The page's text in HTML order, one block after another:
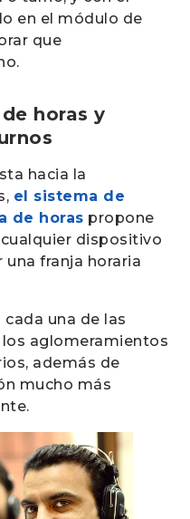
en el módulo de
que
horas y
hacia la
el sistema de
de horas propone
dispositivo
franja horaria
una de las
aglomeramientos
además de
mucho más